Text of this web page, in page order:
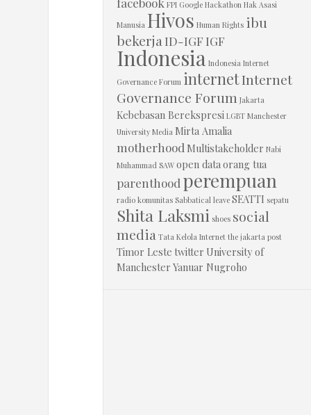
C
h
a
r
l
i
e
FPI Google Hackathon Hak Asasi
Manusia Hivos Human Rights ibu
bekerja ID-IGF IGF
Indonesia Indonesia Internet
Governance Forum internetInternet
Governance Forum Jakarta
Kebebasan Berekspresi LGBT Manchester
University Media Mirta Amalia
motherhood Multistakeholder Nabi
Muhammad SAW open dataorang tua
parenthood perempuan
radio komunitas Sabbatical leave SEATTI sepatu
Shita Laksmi shoes social
media Tata Kelola Internet the jakarta post
Timor Leste twitter University of
Manchester Yanuar Nugroho